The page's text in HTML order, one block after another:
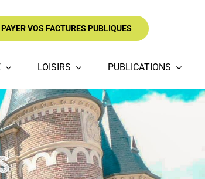
PAYER VOS FACTURES PUBLIQUES
LOISIRS PUBLICATIONS